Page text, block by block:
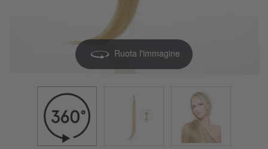
Ruota l'immagine